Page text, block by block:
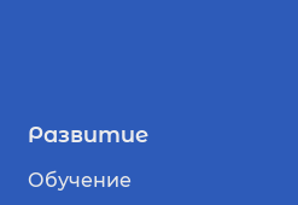
Развитие
Обучение